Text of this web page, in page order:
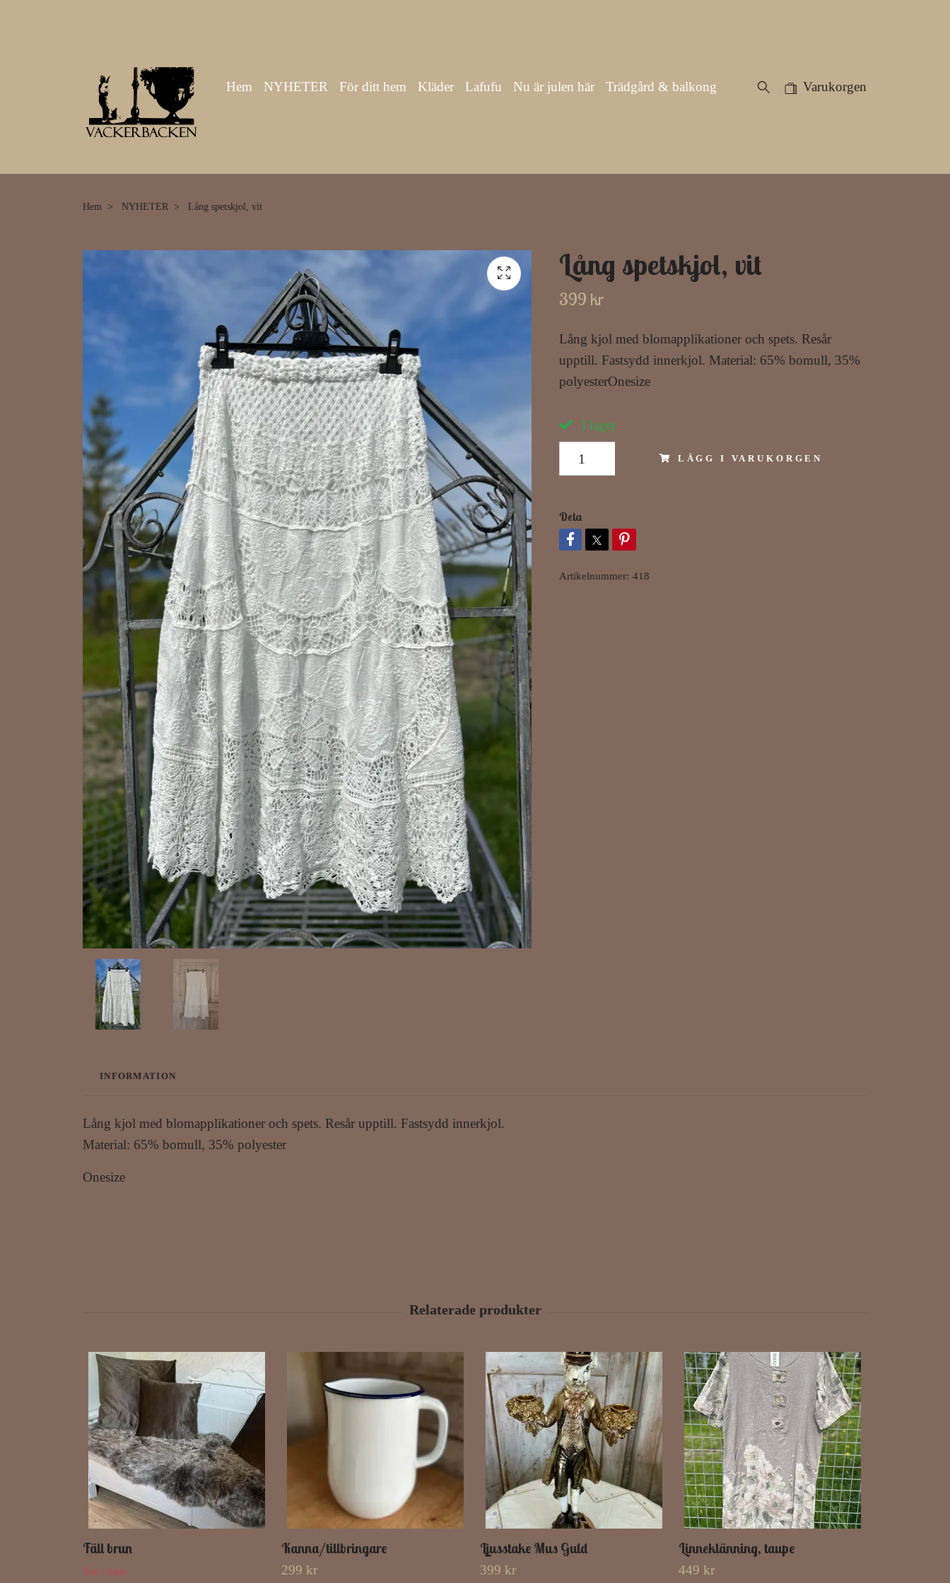
Hem NYHETER För ditt hem Kläder Lafufu Nu är julen här Trädgård & balkong Varukorgen
Hem NYHETER Lång spetskjol, vit
Lång spetskjol, vit
399 kr
Lång kjol med blomapplikationer och spets. Resår
upptill. Fastsydd innerkjol. Material: 65% bomull, 35%
polyesterOnesize
I lager
LÄGG I VARUKORGEN
Dela
Artikelnummer: 418
INFORMATION
Lång kjol med blomapplikationer och spets. Resår upptill. Fastsydd innerkjol.
Material: 65% bomull, 35% polyester
Onesize
Fäll brun
Slut i lager
Kanna/tillbringare
299 kr
Ljusstake Mus Guld
399 kr
Linneklänning, taupe
449 kr